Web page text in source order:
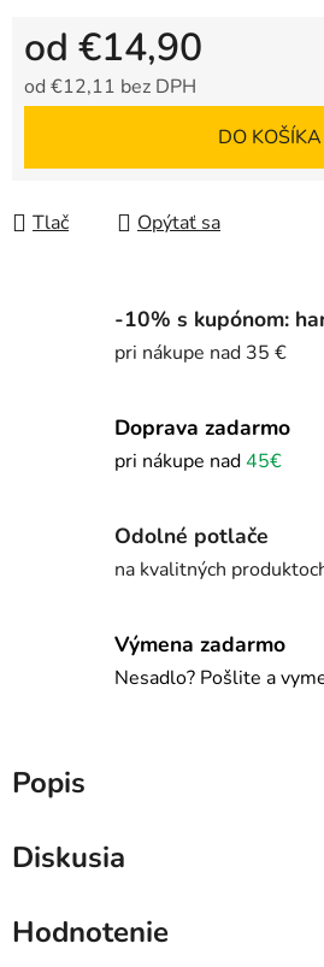
od €14,90
od €12,11 bez DPH
DO KOŠÍKA
Tlač Opýtať sa
-10% s kupónom:
pri nákupe nad 35 €
Doprava zadarmo
pri nákupe nad45€
Odolné potlače
na kvalitných
Výmena zadarmo
Nesadlo? Pošlite a
Popis
Diskusia
Hodnotenie